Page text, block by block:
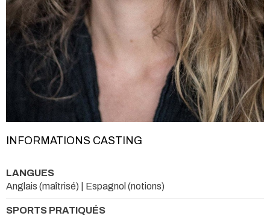
INFORMATIONS CASTING
LANGUES
Anglais (maîtrisé) | Espagnol (notions)
SPORTS PRATIQUÉS